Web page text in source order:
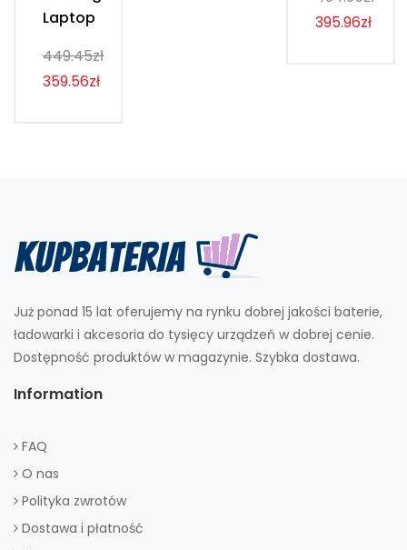
Laptop
449.45zł
359.56zł
395.96zł
Już ponad 15 lat oferujemy na rynku dobrej jakości baterie,
ładowarki i akcesoria do tysięcy urządzeń w dobrej cenie.
Dostępność produktów w magazynie. Szybka dostawa.
Information
FAQ
O nas
Polityka zwrotów
Dostawa i płatność